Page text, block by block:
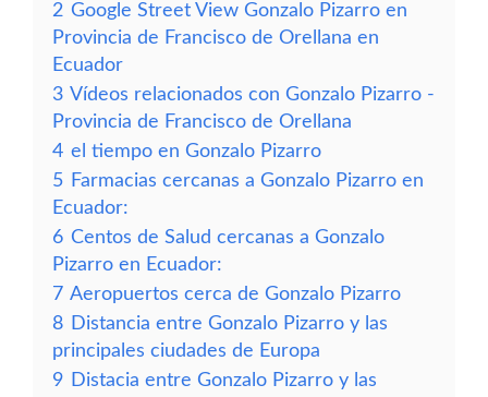
2 Google Street View Gonzalo Pizarro en
Provincia de Francisco de Orellana en
Ecuador
3 Vídeos relacionados con Gonzalo Pizarro -
Provincia de Francisco de Orellana
4 el tiempo en Gonzalo Pizarro
5 Farmacias cercanas a Gonzalo Pizarro en
Ecuador:
6 Centos de Salud cercanas a Gonzalo
Pizarro en Ecuador:
7 Aeropuertos cerca de Gonzalo Pizarro
8 Distancia entre Gonzalo Pizarro y las
principales ciudades de Europa
9 Distacia entre Gonzalo Pizarro y las